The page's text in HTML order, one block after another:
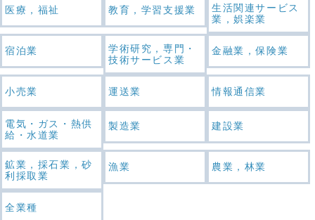
医療，福祉 教育，学習支援業
生活関連サービス
業，娯楽業
宿泊業
学術研究，専門・
技術サービス業
金融業，保険業
小売業 運送業 情報通信業
電気・ガス・熱供
給・水道業
製造業 建設業
鉱業，採石業，砂
利採取業
漁業 農業，林業
全業種